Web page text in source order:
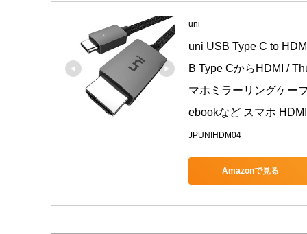
uni
uni USB Type C to
B Type CからHDMI /
マホミラーリングケー
ebookなど スマホ
JPUNIHDM04
Amazonで見る